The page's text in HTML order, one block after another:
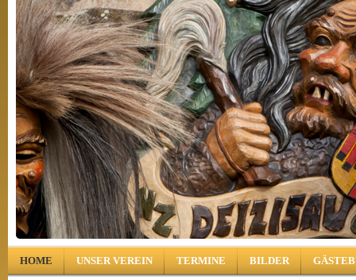
HOME UNSER VEREIN TERMINE BILDER